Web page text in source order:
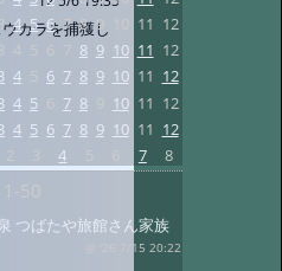
カラを捕獲し
4 5 6 7 8 9 11 12
3 4 5 6 7 8 9 10 11 12
4 5 6 7 8 9 10 11 12
4 5 6 7 8 10 11 12
4 5 6 7 8 9 10 11 12
2 4 7 8
1-50
つばたや旅館さん家族
@ '26 7/15 20:22